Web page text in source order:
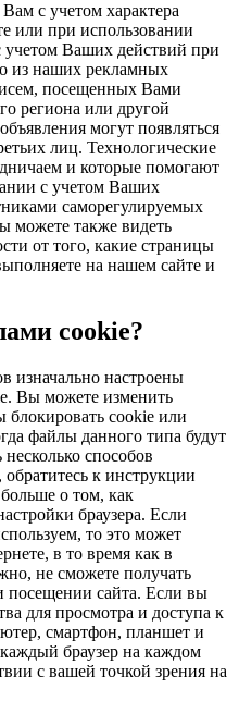
с учетом характера
или при использовании
учетом Ваших действий при
из наших рекламных
посещенных Вами
региона или другой
могут появляться
лиц. Технологические
и которые помогают
с учетом Ваших
саморегулируемых
можете также видеть
от того, какие страницы
на нашем сайте и
cookie?
изначально настроены
Вы можете изменить
блокировать cookie или
файлы данного типа будут
способов
к инструкции
больше о том, как
браузера. Если
то это может
в то время как в
не сможете получать
сайта. Если вы
для просмотра и доступа к
смартфон, планшет и
браузер на каждом
с вашей точкой зрения на